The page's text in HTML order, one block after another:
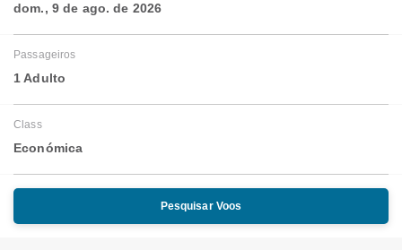
dom., 9 de ago. de 2026
Passageiros
1 Adulto
Class
Económica
Pesquisar Voos